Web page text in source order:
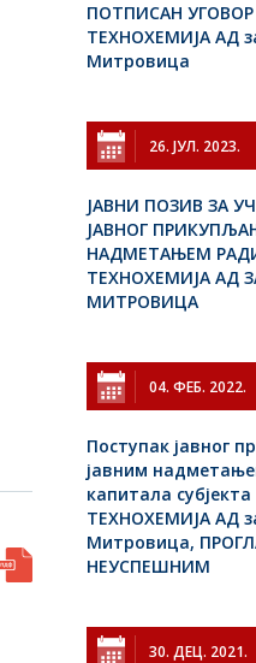
ПОТПИСАН
ТЕХНОХЕМИЈА АД
Митровица
26. ЈУЛ. 2023.
JАВНИ ПОЗИВ ЗА
ЈАВНОГ
НАДМЕТАЊЕМ
ТЕХНОХЕМИЈА АД
МИТРОВИЦА
04. ФЕБ. 2022.
Поступак јавног
јавним
капитала
ТЕХНОХЕМИЈА АД
Митровица,
НЕУСПЕШНИМ
30. ДЕЦ. 2021.